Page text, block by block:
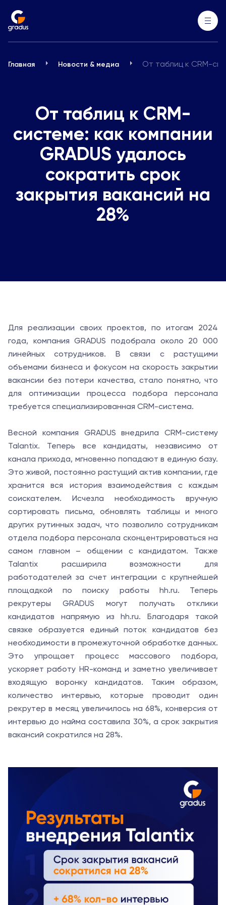
Главная Новости & медиа От таблиц к CRM-
От таблиц к CRM-
системе: как компании
GRADUS удалось
сократить срок
закрытия вакансий на
28%
Для реализации своих проектов, по итогам 2024
года, компания GRADUS подобрала около 20 000
линейных сотрудников. В связи с растущими
объемами бизнеса и фокусом на скорость закрытии
вакансии без потери качества, стало понятно, что
для оптимизации процесса подбора персонала
требуется специализированная CRM-система.
Весной компания GRADUS внедрила CRM-систему
Talantix. Теперь все кандидаты, независимо от
канала прихода, мгновенно попадают в единую базу.
Это живой, постоянно растущий актив компании, где
хранится вся история взаимодействия с каждым
соискателем. Исчезла необходимость вручную
сортировать письма, обновлять таблицы и много
других рутинных задач, что позволило сотрудникам
отдела подбора персонала сконцентрироваться на
самом главном – общении с кандидатом. Также
Talantix расширила возможности для
работодателей за счет интеграции с крупнейшей
площадкой по поиску работы hh.ru. Теперь
рекрутеры GRADUS могут получать отклики
кандидатов напрямую из hh.ru. Благодаря такой
связке образуется единый поток кандидатов без
необходимости в промежуточной обработке данных.
Это упрощает процесс массового подбора,
ускоряет работу HR-команд и заметно увеличивает
входящую воронку кандидатов. Таким образом,
количество интервью, которые проводит один
рекрутер в месяц увеличилось на 68%, конверсия от
интервью до найма составила 30%, а срок закрытия
вакансий сократился на 28%.